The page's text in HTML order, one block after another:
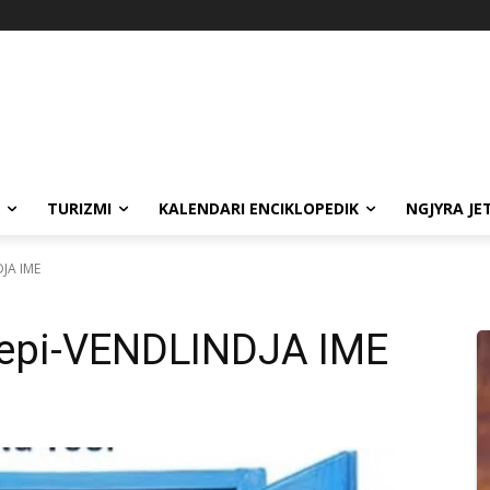
TURIZMI KALENDARI ENCIKLOPEDIK NGJYRA
IME
VENDLINDJA IME